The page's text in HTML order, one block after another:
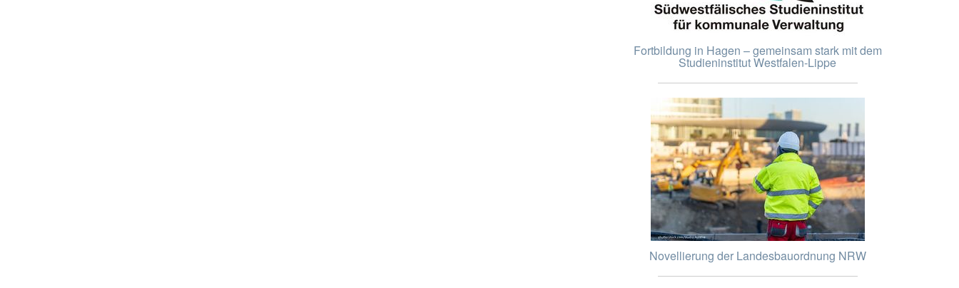
Fortbildung in Hagen – gemeinsam stark mit dem
Studieninstitut Westfalen-Lippe
Novellierung der Landesbauordnung NRW